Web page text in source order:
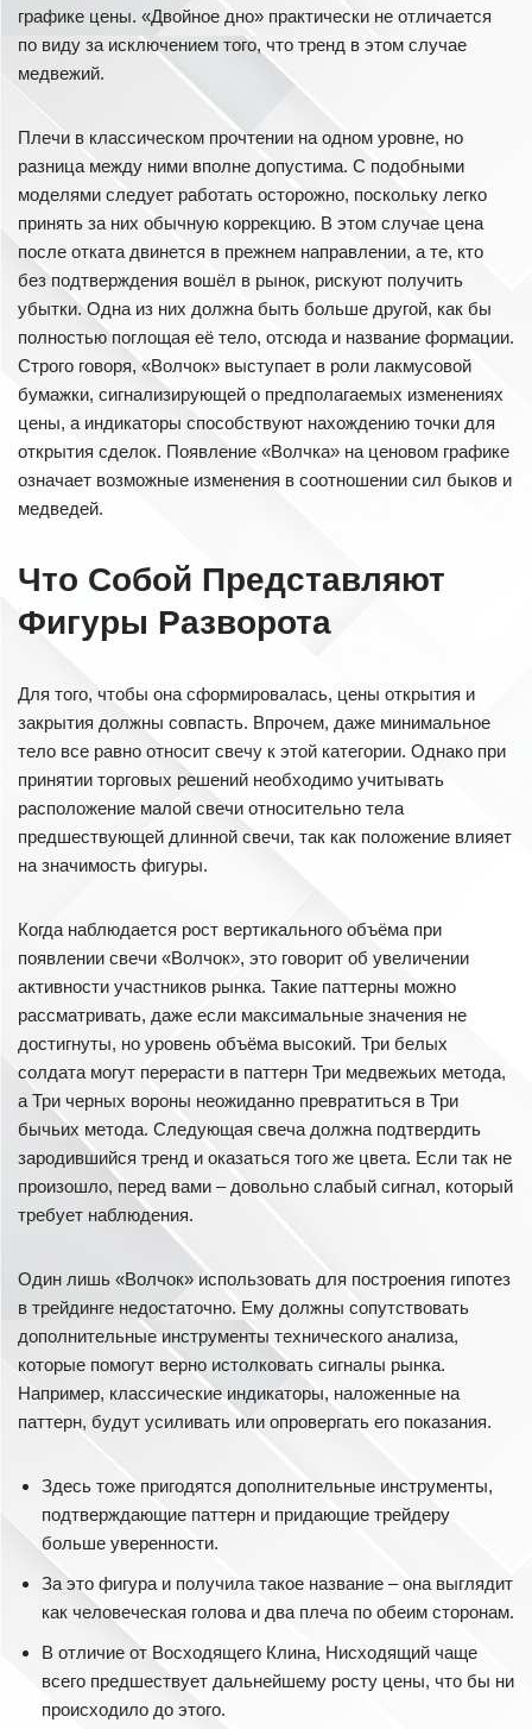
графике цены. «Двойное дно» практически не отличается
по виду за исключением того, что тренд в этом случае
медвежий.
Плечи в классическом прочтении на одном уровне, но
разница между ними вполне допустима. С подобными
моделями следует работать осторожно, поскольку легко
принять за них обычную коррекцию. В этом случае цена
после отката двинется в прежнем направлении, а те, кто
без подтверждения вошёл в рынок, рискуют получить
убытки. Одна из них должна быть больше другой, как бы
полностью поглощая её тело, отсюда и название формации.
Строго говоря, «Волчок» выступает в роли лакмусовой
бумажки, сигнализирующей о предполагаемых изменениях
цены, а индикаторы способствуют нахождению точки для
открытия сделок. Появление «Волчка» на ценовом графике
означает возможные изменения в соотношении сил быков и
медведей.
Что Собой Представляют
Фигуры Разворота
Для того, чтобы она сформировалась, цены открытия и
закрытия должны совпасть. Впрочем, даже минимальное
тело все равно относит свечу к этой категории. Однако при
принятии торговых решений необходимо учитывать
расположение малой свечи относительно тела
предшествующей длинной свечи, так как положение влияет
на значимость фигуры.
Когда наблюдается рост вертикального объёма при
появлении свечи «Волчок», это говорит об увеличении
активности участников рынка. Такие паттерны можно
рассматривать, даже если максимальные значения не
достигнуты, но уровень объёма высокий. Три белых
солдата могут перерасти в паттерн Три медвежьих метода,
а Три черных вороны неожиданно превратиться в Три
бычьих метода. Следующая свеча должна подтвердить
зародившийся тренд и оказаться того же цвета. Если так не
произошло, перед вами – довольно слабый сигнал, который
требует наблюдения.
Один лишь «Волчок» использовать для построения гипотез
в трейдинге недостаточно. Ему должны сопутствовать
дополнительные инструменты технического анализа,
которые помогут верно истолковать сигналы рынка.
Например, классические индикаторы, наложенные на
паттерн, будут усиливать или опровергать его показания.
Здесь тоже пригодятся дополнительные инструменты,
подтверждающие паттерн и придающие трейдеру
больше уверенности.
За это фигура и получила такое название – она выглядит
как человеческая голова и два плеча по обеим сторонам.
В отличие от Восходящего Клина, Нисходящий чаще
всего предшествует дальнейшему росту цены, что бы ни
происходило до этого.